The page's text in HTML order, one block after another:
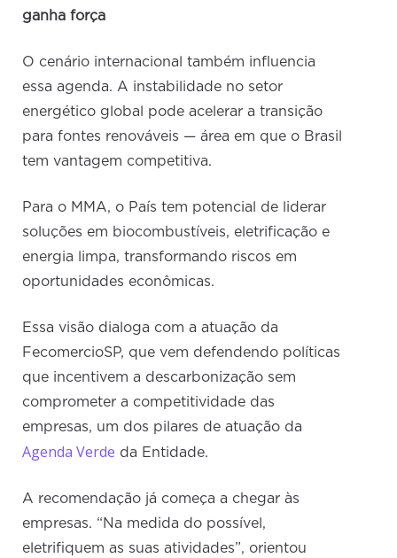
ganha força
O cenário internacional também influencia
essa agenda. A instabilidade no setor
energético global pode acelerar a transição
para fontes renováveis — área em que o Brasil
tem vantagem competitiva.
Para o MMA, o País tem potencial de liderar
soluções em biocombustíveis, eletrificação e
energia limpa, transformando riscos em
oportunidades econômicas.
Essa visão dialoga com a atuação da
FecomercioSP, que vem defendendo políticas
que incentivem a descarbonização sem
comprometer a competitividade das
empresas, um dos pilares de atuação da
Agenda Verde da Entidade.
A recomendação já começa a chegar às
empresas. “Na medida do possível,
eletrifiquem as suas atividades”, orientou